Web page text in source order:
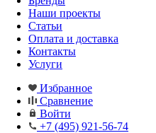
Наши проекты
Статьи
Оплата и доставка
Контакты
Услуги
Избранное
Сравнение
Войти
+7 (495) 921-56-74